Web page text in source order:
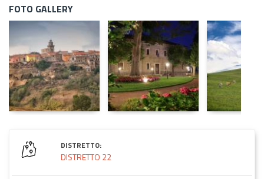
FOTO GALLERY
DISTRETTO:
DISTRETTO 22